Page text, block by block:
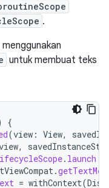
.
untuk membuat teks
{
(view : View,
,
. launch
.
= withContext(